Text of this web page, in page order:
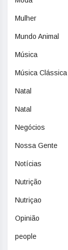
Mulher
Mundo Animal
Música
Música Clássica
Natal
Natal
Negócios
Nossa Gente
Notícias
Nutrição
Nutriçao
Opinião
people